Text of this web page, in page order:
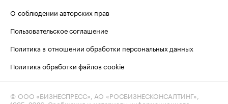
О соблюдении авторских прав
Пользовательское соглашение
Политика в отношении обработки персональных данных
Политика обработки файлов cookie
© ООО «БИЗНЕСПРЕСС», АО «РОСБИЗНЕСКОНСАЛТИНГ»,